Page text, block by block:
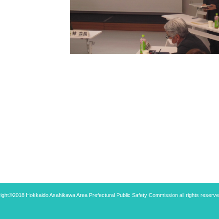
Hokkaido Asahikawa Area Prefectural Public Safety Commission all rights